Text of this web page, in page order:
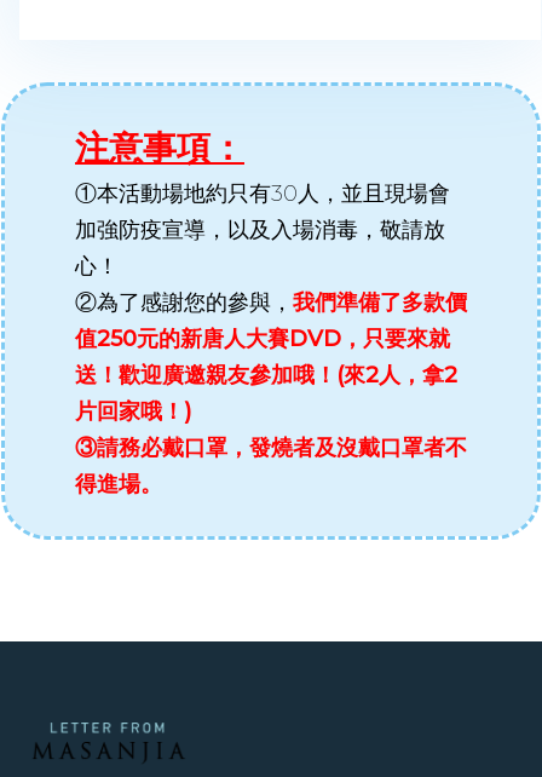
​注意事項：
①本活動場地約只有30人，並且現場會
加強防疫宣導，以及入場消毒，敬請放
心！​
②為了感謝您的參與， 我們準備了多款價
值250元的新唐人大賽DVD，只要來就
送！歡迎廣邀親友參加哦！(來2人，拿2
片回家哦！)
​③請務必戴口罩，發燒者及沒戴口罩者不
得進場。